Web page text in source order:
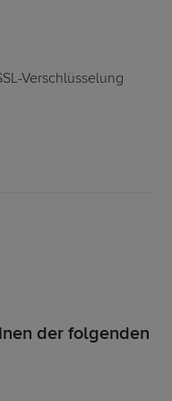
Verschlüsselung
der folgenden